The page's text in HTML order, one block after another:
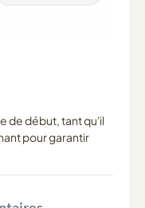
de début, tant qu'il
pour garantir